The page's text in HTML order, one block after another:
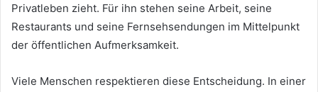
Privatleben zieht. Für ihn stehen seine Arbeit, seine
Restaurants und seine Fernsehsendungen im Mittelpunkt
der öffentlichen Aufmerksamkeit.
Viele Menschen respektieren diese Entscheidung. In einer